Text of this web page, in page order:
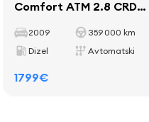
Comfort ATM 2.8 CRD
2009
359 000 km
Dizel
Avtomatski
1799€